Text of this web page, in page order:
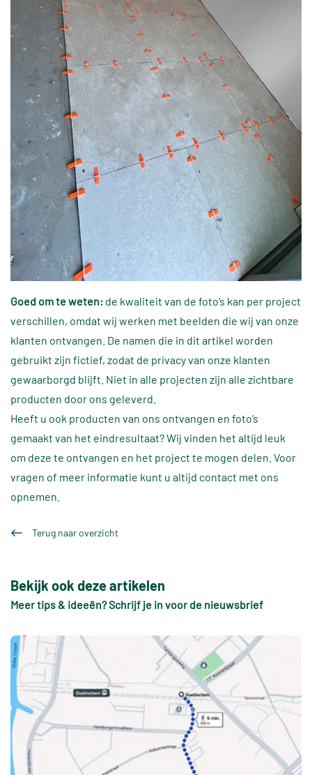
Goed om te weten: de kwaliteit van de foto’s kan per project
verschillen, omdat wij werken met beelden die wij van onze
klanten ontvangen. De namen die in dit artikel worden
gebruikt zijn fictief, zodat de privacy van onze klanten
gewaarborgd blijft. Niet in alle projecten zijn alle zichtbare
producten door ons geleverd.
Heeft u ook producten van ons ontvangen en foto’s
gemaakt van het eindresultaat? Wij vinden het altijd leuk
om deze te ontvangen en het project te mogen delen. Voor
vragen of meer informatie kunt u altijd contact met ons
opnemen.
Terug naar overzicht
Bekijk ook deze artikelen
Meer tips & ideeën? Schrijf je in voor de nieuwsbrief